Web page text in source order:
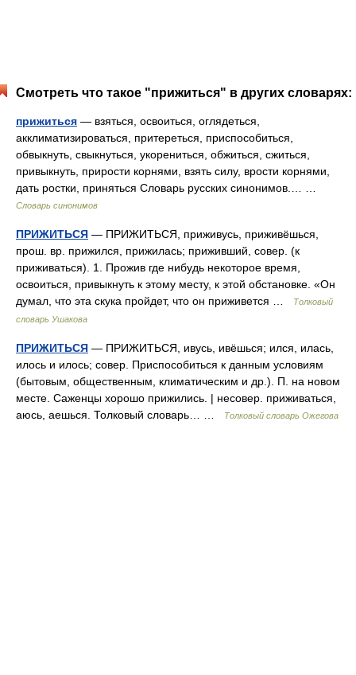
Смотреть что такое "прижиться" в других словарях:
прижиться — взяться, освоиться, оглядеться,
акклиматизироваться, притереться, приспособиться,
обвыкнуть, свыкнуться, укорениться, обжиться, сжиться,
привыкнуть, прирости корнями, взять силу, врости корнями,
дать ростки, приняться Словарь русских синонимов.… …
Словарь синонимов
ПРИЖИТЬСЯ — ПРИЖИТЬСЯ, приживусь, приживёшься,
прош. вр. прижился, прижилась; приживший, совер. (к
приживаться). 1. Прожив где нибудь некоторое время,
освоиться, привыкнуть к этому месту, к этой обстановке. «Он
думал, что эта скука пройдет, что он приживется …
Толковый
словарь Ушакова
ПРИЖИТЬСЯ — ПРИЖИТЬСЯ, ивусь, ивёшься; ился, илась,
илось и илось; совер. Приспособиться к данным условиям
(бытовым, общественным, климатическим и др.). П. на новом
месте. Саженцы хорошо прижились. | несовер. приживаться,
аюсь, аешься. Толковый словарь… …
Толковый словарь Ожегова